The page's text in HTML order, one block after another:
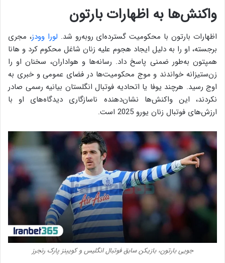
واکنش‌ها به اظهارات بارتون
اظهارات بارتون با محکومیت گسترده‌ای روبه‌رو شد. لورا وودز، مجری
برجسته، او را به دلیل ایجاد هجوم علیه زنان شاغل محکوم کرد و هانا
همپتون به‌طور ضمنی پاسخ داد. رسانه‌ها و هواداران، سخنان او را
زن‌ستیزانه خواندند و موج محکومیت‌ها در فضای عمومی و خبری به
اوج رسید. هرچند یوفا یا اتحادیه فوتبال انگلستان بیانیه رسمی صادر
نکردند، این واکنش‌ها نشان‌دهنده ناسازگاری دیدگاه‌های او با
ارزش‌های فوتبال زنان یورو 2025 است.
جویی بارتون، بازیکن سابق فوتبال انگلیس و کویینز پارک رنجرز